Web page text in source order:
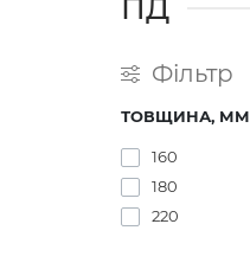
ПД
Фільтр
ТОВЩИНА, ММ
160
180
220